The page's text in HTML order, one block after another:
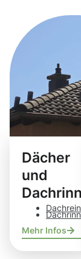
Dächer
und
Mehr Infos